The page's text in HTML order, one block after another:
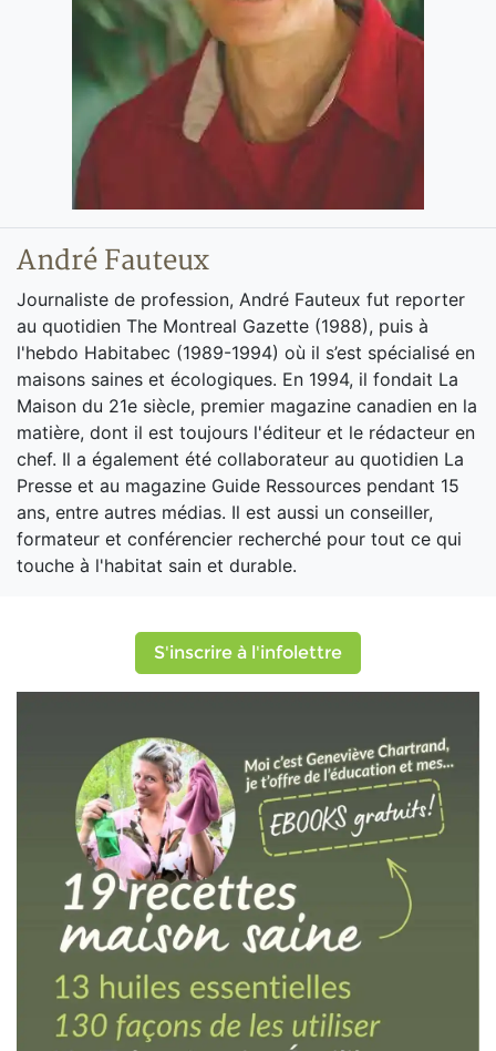
André Fauteux
Journaliste de profession, André Fauteux fut reporter
au quotidien The Montreal Gazette (1988), puis à
l'hebdo Habitabec (1989-1994) où il s’est spécialisé en
maisons saines et écologiques. En 1994, il fondait La
Maison du 21e siècle, premier magazine canadien en la
matière, dont il est toujours l'éditeur et le rédacteur en
chef. Il a également été collaborateur au quotidien La
Presse et au magazine Guide Ressources pendant 15
ans, entre autres médias. Il est aussi un conseiller,
formateur et conférencier recherché pour tout ce qui
touche à l'habitat sain et durable.
S'inscrire à l'infolettre